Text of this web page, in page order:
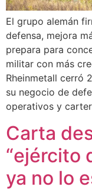
El grupo alemán
defensa, mejora
prepara para
militar con más
Rheinmetall cerró
su negocio de
operativos y
Carta
“ejército
ya no lo